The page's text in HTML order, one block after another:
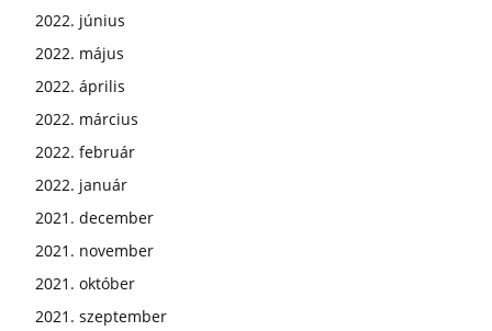
2022. június
2022. május
2022. április
2022. március
2022. február
2022. január
2021. december
2021. november
2021. október
2021. szeptember